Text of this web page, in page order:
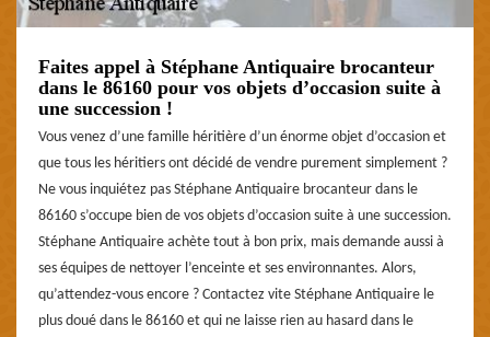
Faites appel à Stéphane Antiquaire brocanteur
dans le 86160 pour vos objets d’occasion suite à
une succession !
Vous venez d’une famille héritière d’un énorme objet d’occasion et
que tous les héritiers ont décidé de vendre purement simplement ?
Ne vous inquiétez pas Stéphane Antiquaire brocanteur dans le
86160 s’occupe bien de vos objets d’occasion suite à une succession.
Stéphane Antiquaire achète tout à bon prix, mais demande aussi à
ses équipes de nettoyer l’enceinte et ses environnantes. Alors,
qu’attendez-vous encore ? Contactez vite Stéphane Antiquaire le
plus doué dans le 86160 et qui ne laisse rien au hasard dans le